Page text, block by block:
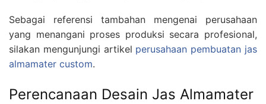
Sebagai referensi tambahan mengenai perusahaan
yang menangani proses produksi secara profesional,
silakan mengunjungi artikel perusahaan pembuatan jas
almamater custom.
Perencanaan Desain Jas Almamater